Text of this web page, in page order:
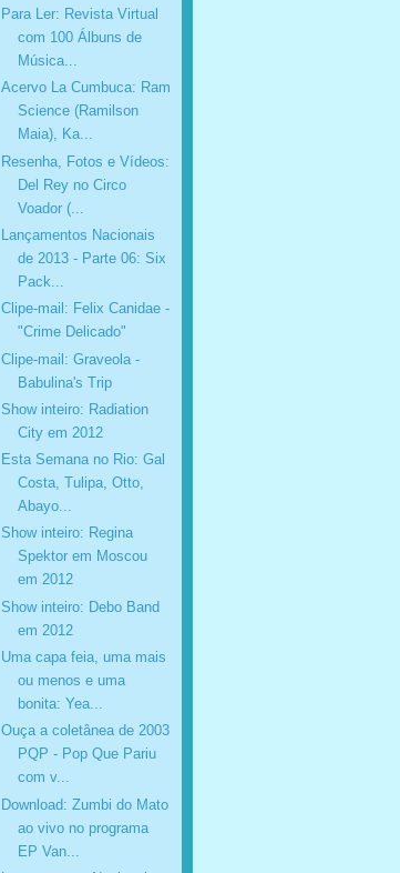
Para Ler: Revista Virtual
com 100 Álbuns de
Música...
Acervo La Cumbuca: Ram
Science (Ramilson
Maia), Ka...
Resenha, Fotos e Vídeos:
Del Rey no Circo
Voador (...
Lançamentos Nacionais
de 2013 - Parte 06: Six
Pack...
Clipe-mail: Felix Canidae -
"Crime Delicado"
Clipe-mail: Graveola -
Babulina'​s Trip
Show inteiro: Radiation
City em 2012
Esta Semana no Rio: Gal
Costa, Tulipa, Otto,
Abayo...
Show inteiro: Regina
Spektor em Moscou
em 2012
Show inteiro: Debo Band
em 2012
Uma capa feia, uma mais
ou menos e uma
bonita: Yea...
Ouça a coletânea de 2003
PQP - Pop Que Pariu
com v...
Download: Zumbi do Mato
ao vivo no programa
EP Van...